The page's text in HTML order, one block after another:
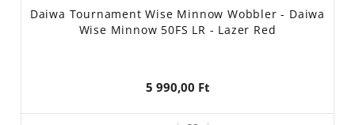
Daiwa Tournament Wise Minnow Wobbler - Daiwa
Wise Minnow 50FS LR - Lazer Red
5 990,00 Ft